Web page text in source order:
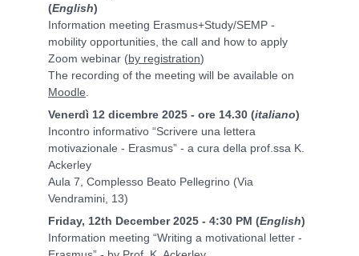
(English)
Information meeting Erasmus+Study/SEMP -
mobility opportunities, the call and how to apply
Zoom webinar (by registration)
The recording of the meeting will be available on
Moodle
Venerdì 12 dicembre 2025 - ore 14.30 (italiano)
Incontro informativo “Scrivere una lettera
motivazionale - Erasmus” - a cura della prof.ssa K.
Ackerley
Aula 7, Complesso Beato Pellegrino (Via
Vendramini, 13)
Friday, 12th December 2025 - 4:30 PM (English)
Information meeting “Writing a motivational letter -